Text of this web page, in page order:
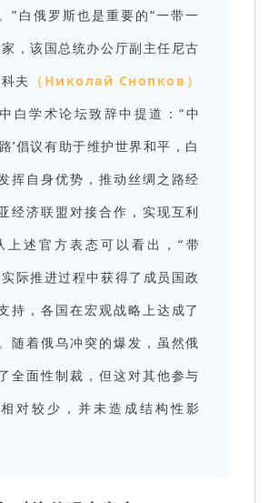
”白俄罗斯也是重要的“一带一
，该国总统办公厅副主任尼古
夫
（Николай Снопков）
白学术论坛致辞中提道：“中
’倡议有助于维护世界和平，白
挥自身优势，推动丝绸之路经
经济联盟对接合作，实现互利
上述官方表态可以看出，“带
际推进过程中获得了成员国政
持，各国在宏观战略上达成了
随着俄乌冲突的爆发，虽然俄
全面性制裁，但这对其他参与
对较少，并未造成结构性影